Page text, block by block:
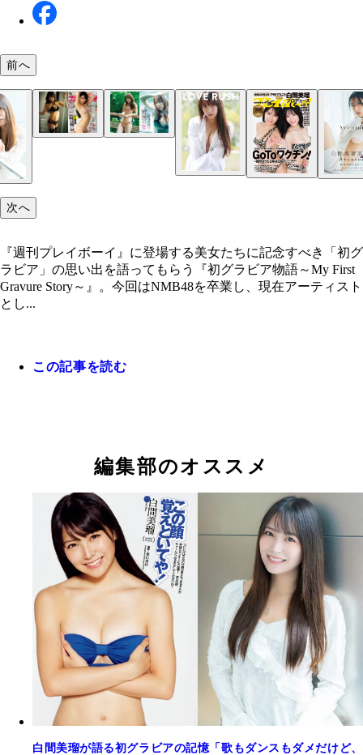
『週刊プレイボーイ』2018年24号（撮影／栗山秀
『週刊プレイボーイ』2020年37号（撮影／中村昇）
れる大人っぽいカットにも挑戦。「可愛さ」「美
「セクシーさ」のすべてが詰まった一冊。
前へ
次へ
『週刊プレイボーイ』に登場する美女たちに記念すべき「初グ
ラビア」の思い出を語ってもらう『初グラビア物語～My First
Gravure Story～』。今回はNMB48を卒業し、現在アーティスト
とし...
この記事を読む
編集部のオススメ
白間美瑠が語る初グラビアの記憶「歌もダンスもダメだけど、